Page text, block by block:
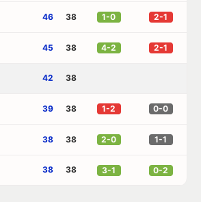
46 38 1-0 2-1
45 38 4-2 2-1
42 38
39 38 1-2 0-0
38 38 2-0 1-1
38 38 3-1 0-2